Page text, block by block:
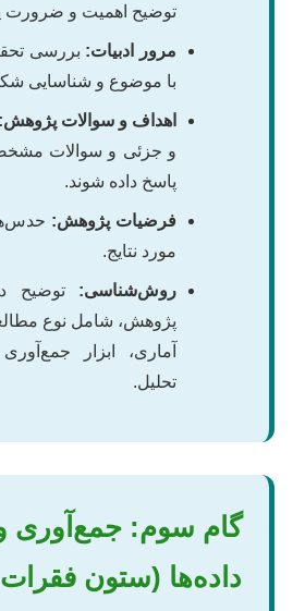
توضیح اهمیت و
مرور ادبیات: بررسی
با موضوع و شناسایی
اهداف و سوالات پژوهش:
و جزئی و سوالات
پاسخ داده شوند.
فرضیات پژوهش:
مورد نتایج.
روش‌شناسی: توضیح
پژوهش، شامل نوع
آماری، ابزار
تحلیل.
گام سوم: جمع‌آوری
داده‌ها (ستون